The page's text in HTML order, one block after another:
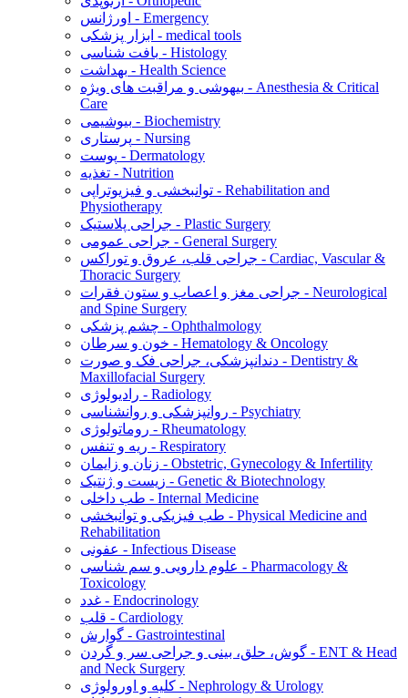
اورژانس - Emergency
ابزار پزشکی - medical tools
بافت شناسی - Histology
بهداشت - Health Science
بیهوشی و مراقبت های ویژه - Anesthesia & Critical
Care
بیوشیمی - Biochemistry
پرستاری - Nursing
پوست - Dermatology
تغذیه - Nutrition
توانبخشی و فیزیوتراپی - Rehabilitation and
Physiotherapy
جراحی پلاستیک - Plastic Surgery
جراحی عمومی - General Surgery
جراحی قلب، عروق و توراکس - Cardiac, Vascular &
Thoracic Surgery
جراحی مغز و اعصاب و ستون فقرات - Neurological
and Spine Surgery
چشم پزشکی - Ophthalmology
خون و سرطان - Hematology & Oncology
دندانپزشکی، جراحی فک و صورت - Dentistry &
Maxillofacial Surgery
رادیولوژی - Radiology
روانپزشکی و روانشناسی - Psychiatry
روماتولوژی - Rheumatology
ریه و تنفس - Respiratory
زنان و زایمان - Obstetric, Gynecology & Infertility
زیست و ژنتیک - Genetic & Biotechnology
طب داخلی - Internal Medicine
طب فیزیکی و توانبخشی - Physical Medicine and
Rehabilitation
عفونی - Infectious Disease
علوم دارویی و سم شناسی - Pharmacology &
Toxicology
غدد - Endocrinology
قلب - Cardiology
گوارش - Gastrointestinal
گوش، حلق، بینی و جراحی سر و گردن - ENT & Head
and Neck Surgery
کلیه و اورولوژی - Nephrology & Urology